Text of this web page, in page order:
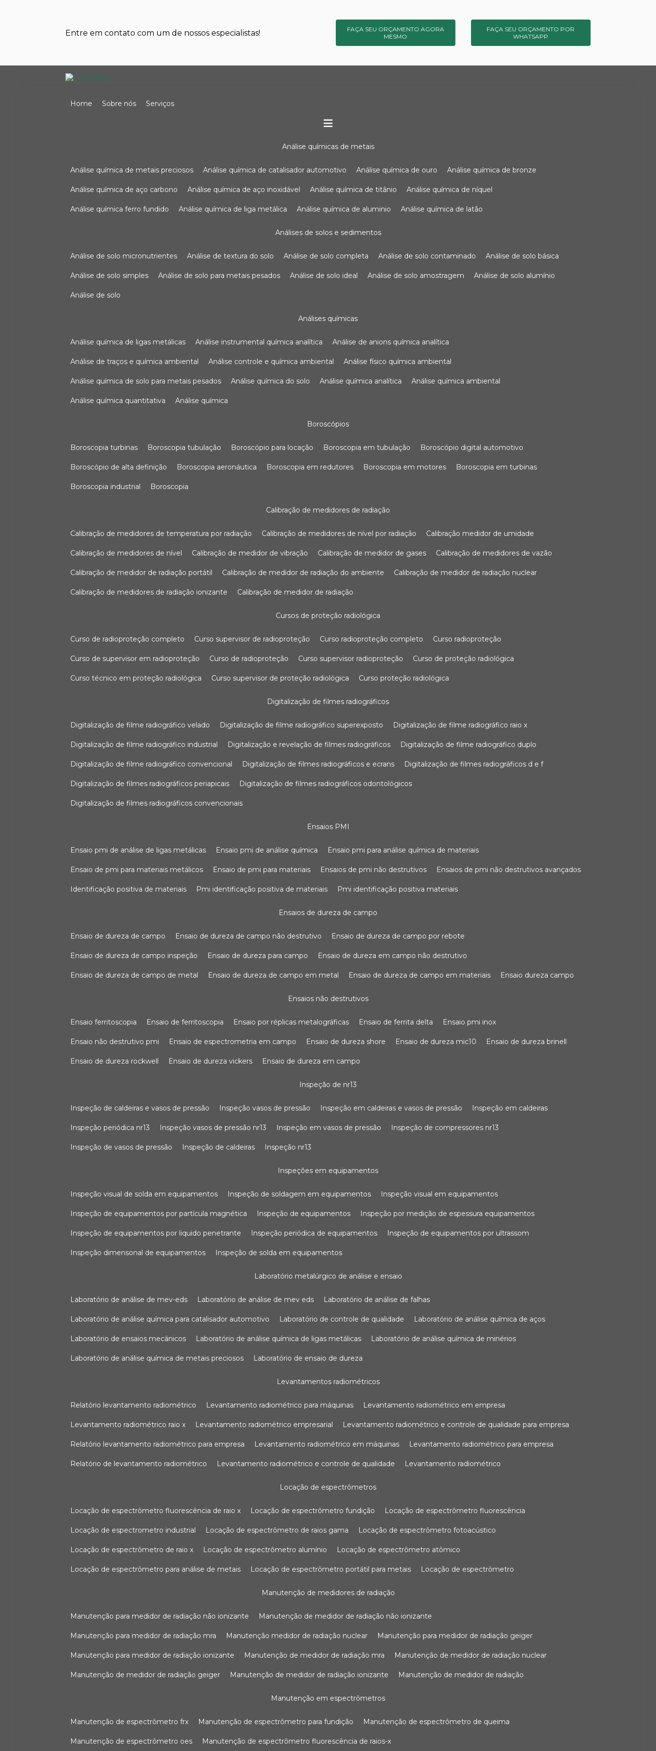
Entre em contato com um de nossos especialistas!
FAÇA SEU ORÇAMENTO AGORA
MESMO
FAÇA SEU ORÇAMENTO POR
WHATSAPP
Home Sobre nós Serviços
análise químicas de metais
análise química de metais preciosos análise química de catalisador automotivo análise química de ouro análise química de bronze
análise química de aço carbono análise química de aço inoxidável análise química de titânio análise química de níquel
análise química ferro fundido análise química de liga metálica análise química de aluminio análise química de latão
análises de solos e sedimentos
análise de solo micronutrientes análise de textura do solo análise de solo completa análise de solo contaminado análise de solo básica
análise de solo simples análise de solo para metais pesados análise de solo ideal análise de solo amostragem análise de solo alumínio
análise de solo
análises químicas
análise química de ligas metálicas análise instrumental química analítica análise de anions química analítica
análise de traços e química ambiental análise controle e química ambiental análise físico química ambiental
análise química de solo para metais pesados análise química do solo análise química analítica análise química ambiental
análise química quantitativa análise química
boroscópios
boroscopia turbinas boroscopia tubulação boroscópio para locação boroscopia em tubulação boroscópio digital automotivo
boroscópio de alta definição boroscopia aeronáutica boroscopia em redutores boroscopia em motores boroscopia em turbinas
boroscopia industrial boroscopia
calibração de medidores de radiação
calibração de medidores de temperatura por radiação calibração de medidores de nível por radiação calibração medidor de umidade
calibração de medidores de nível calibração de medidor de vibração calibração de medidor de gases calibração de medidores de vazão
calibração de medidor de radiação portátil calibração de medidor de radiação do ambiente calibração de medidor de radiação nuclear
calibração de medidores de radiação ionizante calibração de medidor de radiação
cursos de proteção radiológica
curso de radioproteção completo curso supervisor de radioproteção curso radioproteção completo curso radioproteção
curso de supervisor em radioproteção curso de radioproteção curso supervisor radioproteção curso de proteção radiológica
curso técnico em proteção radiológica curso supervisor de proteção radiológica curso proteção radiológica
digitalização de filmes radiográficos
digitalização de filme radiográfico velado digitalização de filme radiográfico superexposto digitalização de filme radiográfico raio x
digitalização de filme radiográfico industrial digitalização e revelação de filmes radiográficos digitalização de filme radiográfico duplo
digitalização de filme radiográfico convencional digitalização de filmes radiográficos e ecrans digitalização de filmes radiográficos d e f
digitalização de filmes radiográficos periapicais digitalização de filmes radiográficos odontológicos
digitalização de filmes radiográficos convencionais
ensaios PMI
ensaio pmi de análise de ligas metálicas ensaio pmi de análise química ensaio pmi para análise química de materiais
ensaio de pmi para materiais metálicos ensaio de pmi para materiais ensaios de pmi não destrutivos ensaios de pmi não destrutivos avançados
identificação positiva de materiais pmi identificação positiva de materiais pmi identificação positiva materiais
ensaios de dureza de campo
ensaio de dureza de campo ensaio de dureza de campo não destrutivo ensaio de dureza de campo por rebote
ensaio de dureza de campo inspeção ensaio de dureza para campo ensaio de dureza em campo não destrutivo
ensaio de dureza de campo de metal ensaio de dureza de campo em metal ensaio de dureza de campo em materiais ensaio dureza campo
ensaios não destrutivos
ensaio ferritoscopia ensaio de ferritoscopia ensaio por réplicas metalográficas ensaio de ferrita delta ensaio pmi inox
ensaio não destrutivo pmi ensaio de espectrometria em campo ensaio de dureza shore ensaio de dureza mic10 ensaio de dureza brinell
ensaio de dureza rockwell ensaio de dureza vickers ensaio de dureza em campo
inspeção de nr13
inspeção de caldeiras e vasos de pressão inspeção vasos de pressão inspeção em caldeiras e vasos de pressão inspeção em caldeiras
inspeção periódica nr13 inspeção vasos de pressão nr13 inspeção em vasos de pressão inspeção de compressores nr13
inspeção de vasos de pressão inspeção de caldeiras inspeção nr13
inspeções em equipamentos
inspeção visual de solda em equipamentos inspeção de soldagem em equipamentos inspeção visual em equipamentos
inspeção de equipamentos por partícula magnética inspeção de equipamentos inspeção por medição de espessura equipamentos
inspeção de equipamentos por liquido penetrante inspeção periódica de equipamentos inspeção de equipamentos por ultrassom
inspeção dimensonal de equipamentos inspeção de solda em equipamentos
laboratório metalúrgico de análise e ensaio
laboratório de análise de mev-eds laboratório de análise de mev eds laboratório de análise de falhas
laboratório de análise química para catalisador automotivo laboratório de controle de qualidade laboratório de análise química de aços
laboratório de ensaios mecânicos laboratório de análise química de ligas metálicas laboratório de análise química de minérios
laboratório de análise química de metais preciosos laboratório de ensaio de dureza
levantamentos radiométricos
relatório levantamento radiométrico levantamento radiométrico para máquinas levantamento radiométrico em empresa
levantamento radiométrico raio x levantamento radiométrico empresarial levantamento radiométrico e controle de qualidade para empresa
relatório levantamento radiométrico para empresa levantamento radiométrico em máquinas levantamento radiométrico para empresa
relatório de levantamento radiométrico levantamento radiométrico e controle de qualidade levantamento radiométrico
locação de espectrômetros
locação de espectrômetro fluorescência de raio x locação de espectrômetro fundição locação de espectrômetro fluorescência
locação de espectrometro industrial locação de espectrômetro de raios gama locação de espectrômetro fotoacústico
locação de espectrômetro de raio x locação de espectrômetro alumínio locação de espectrômetro atômico
locação de espectrômetro para análise de metais locação de espectrômetro portátil para metais locação de espectrômetro
manutenção de medidores de radiação
manutenção para medidor de radiação não ionizante manutenção de medidor de radiação não ionizante
manutenção para medidor de radiação mra manutenção medidor de radiação nuclear manutenção para medidor de radiação geiger
manutenção para medidor de radiação ionizante manutenção de medidor de radiação mra manutenção de medidor de radiação nuclear
manutenção de medidor de radiação geiger manutenção de medidor de radiação ionizante manutenção de medidor de radiação
manutenção em espectrômetros
manutenção de espectrômetro frx manutenção de espectrômetro para fundição manutenção de espectrômetro de queima
manutenção de espectrômetro oes manutenção de espectrômetro fluorescência de raios-x